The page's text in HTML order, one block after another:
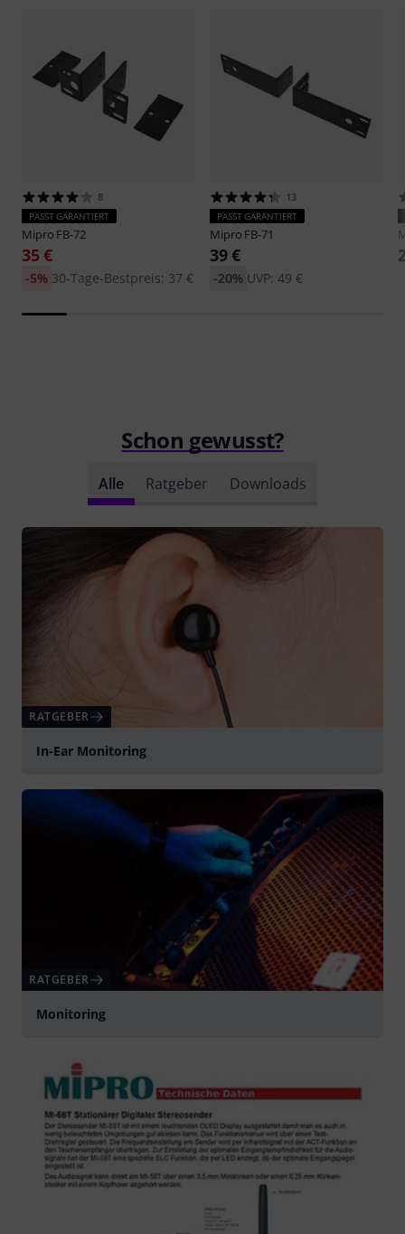
8
PASST GARANTIERT
Mipro FB-72
35 €
30-Tage-Bestpreis: 37 €
-5%
13
PASST GARANTIERT
Mipro FB-71
39 €
UVP: 49 €
-20%
Schon gewusst?
Alle Ratgeber Downloads
RATGEBER
In-Ear Monitoring
RATGEBER
Monitoring